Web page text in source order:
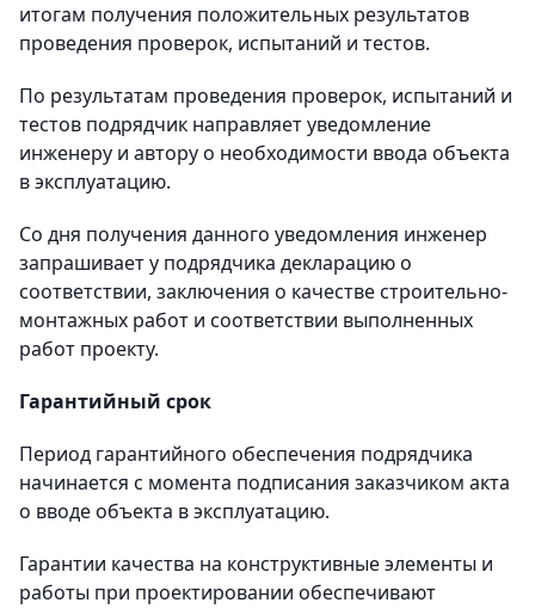
итогам получения положительных результатов
проведения проверок, испытаний и тестов.
По результатам проведения проверок, испытаний и
тестов подрядчик направляет уведомление
инженеру и автору о необходимости ввода объекта
в эксплуатацию.
Со дня получения данного уведомления инженер
запрашивает у подрядчика декларацию о
соответствии, заключения о качестве строительно-
монтажных работ и соответствии выполненных
работ проекту.
Гарантийный срок
Период гарантийного обеспечения подрядчика
начинается с момента подписания заказчиком акта
о вводе объекта в эксплуатацию.
Гарантии качества на конструктивные элементы и
работы при проектировании обеспечивают